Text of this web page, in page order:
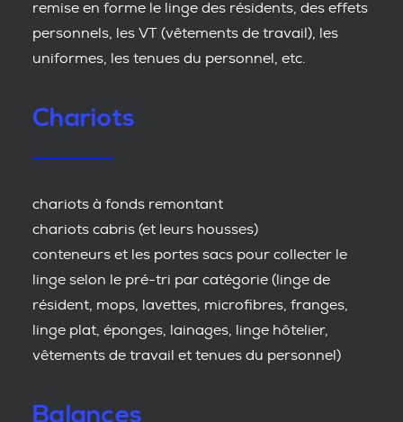
remise en forme le linge des résidents, des effets
personnels, les VT (vêtements de travail), les
uniformes, les tenues du personnel, etc.
Chariots
chariots à fonds remontant
chariots cabris (et leurs housses)
conteneurs et les portes sacs pour collecter le
linge selon le pré-tri par catégorie (linge de
résident, mops, lavettes, microfibres, franges,
linge plat, éponges, lainages, linge hôtelier,
vêtements de travail et tenues du personnel)
Balances